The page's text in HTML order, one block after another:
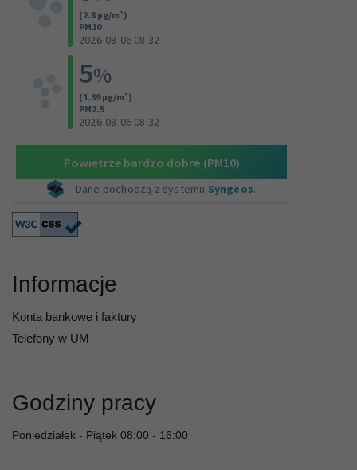
Informacje
Konta bankowe i faktury
Telefony w UM
Godziny pracy
Poniedziałek - Piątek 08:00 - 16:00